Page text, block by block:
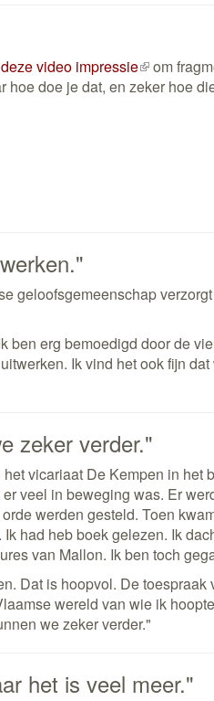
deze video impressie(externe
link)
om
hoe doe je dat, en zeker hoe
geloofsgemeenschap
ben erg bemoedigd door de
Ik vind het ook fijn dat
zeker verder."
vicariaat De Kempen in het
veel in beweging was. Er
werden gesteld. Toen
had heb boek gelezen. Ik
van Mallon. Ik ben toch
Dat is hoopvol. De toespraak
wereld van wie ik
we zeker verder."
het is veel meer."